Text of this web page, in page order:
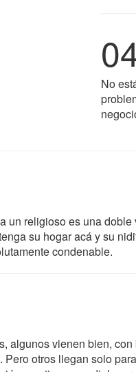
No
un religioso es una
su hogar acá y su
condenable.
algunos vienen bien,
otros llegan solo